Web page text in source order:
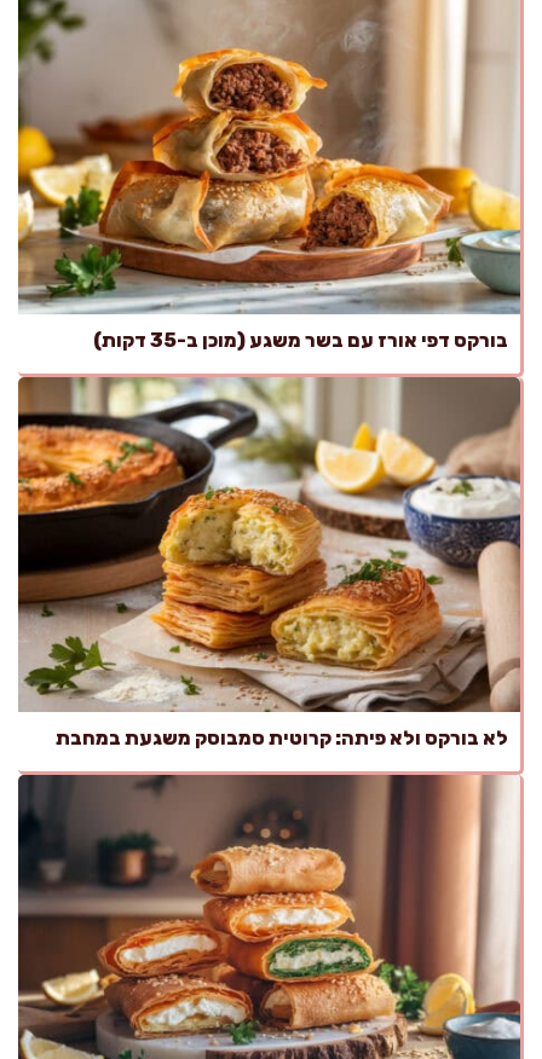
בורקס דפי אורז עם בשר משגע (מוכן ב-35 דקות)
לא בורקס ולא פיתה: קרוטית סמבוסק משגעת במחבת